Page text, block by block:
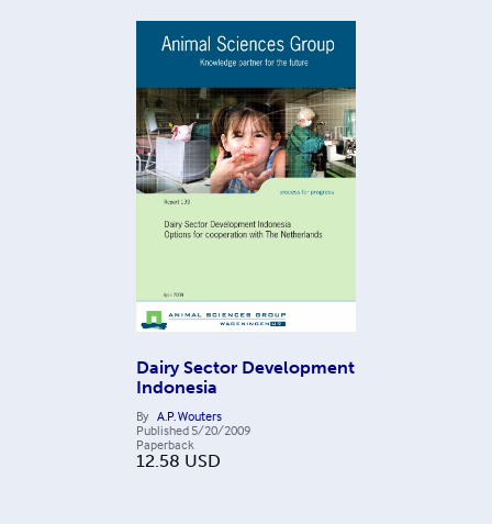
Dairy Sector Development
Indonesia
By A.P. Wouters
Published 5/20/2009
Paperback
12.58 USD